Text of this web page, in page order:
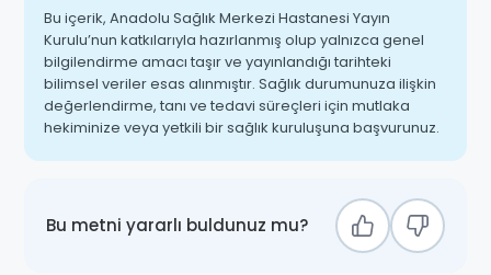
Bu içerik, Anadolu Sağlık Merkezi Hastanesi Yayın
Kurulu’nun katkılarıyla hazırlanmış olup yalnızca genel
bilgilendirme amacı taşır ve yayınlandığı tarihteki
bilimsel veriler esas alınmıştır. Sağlık durumunuza ilişkin
değerlendirme, tanı ve tedavi süreçleri için mutlaka
hekiminize veya yetkili bir sağlık kuruluşuna başvurunuz.
Bu metni yararlı buldunuz mu?